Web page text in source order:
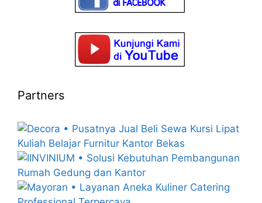
Partners